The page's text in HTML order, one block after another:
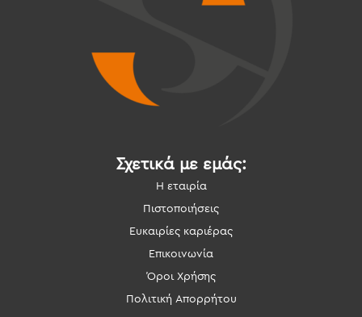
Σχετικά με εμάς:
Η εταιρία
Πιστοποιήσεις
Ευκαιρίες καριέρας
Επικοινωνία
Όροι Χρήσης
Πολιτική Απορρήτου